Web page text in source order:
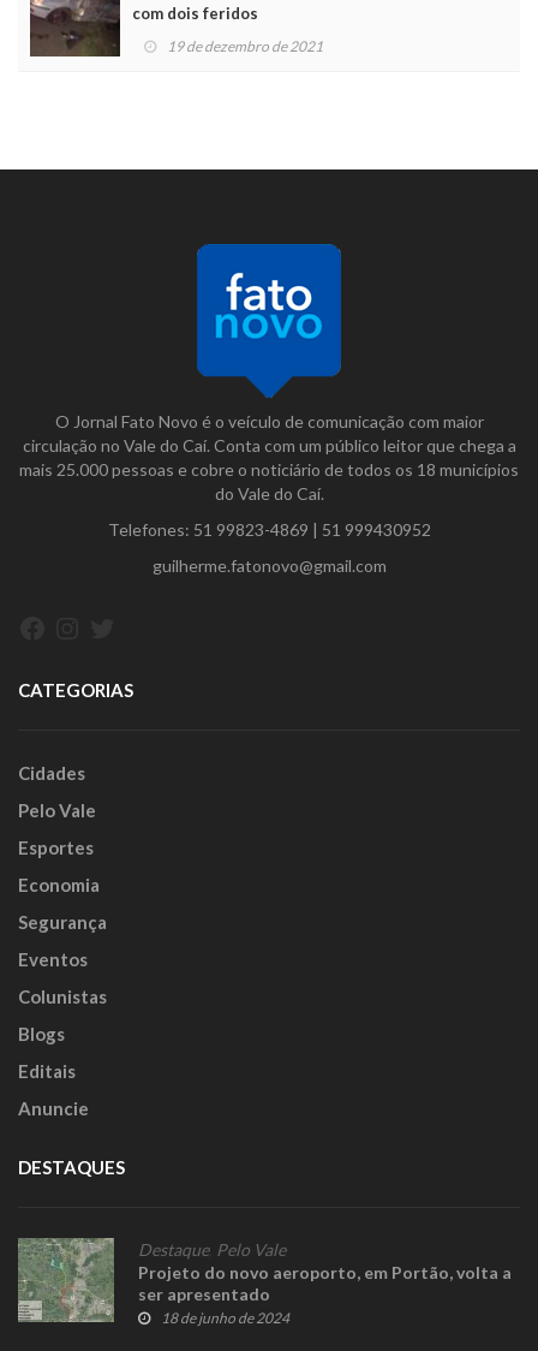
com dois feridos
19 de dezembro de 2021
O Jornal Fato Novo é o veículo de comunicação com maior
circulação no Vale do Caí. Conta com um público leitor que chega a
mais 25.000 pessoas e cobre o noticiário de todos os 18 municípios
do Vale do Caí.
Telefones: 51 99823-4869 | 51 999430952
guilherme.fatonovo@gmail.com
CATEGORIAS
Cidades
Pelo Vale
Esportes
Economia
Segurança
Eventos
Colunistas
Blogs
Editais
Anuncie
DESTAQUES
Destaque, Pelo Vale
Projeto do novo aeroporto, em Portão, volta a
ser apresentado
18 de junho de 2024